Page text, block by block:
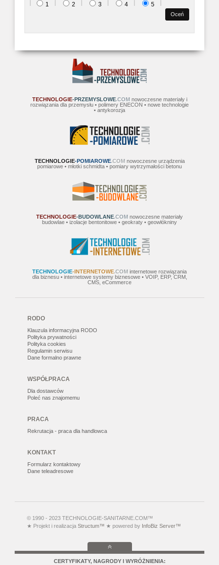
1 2 3 4 5
TECHNOLOGIE-PRZEMYSLOWE.COMnowoczesne materiały i
rozwiązania dla przemysłu • polimery ENECON • nowe technologie
• antykorozja
TECHNOLOGIE-POMIAROWE.COMnowoczesne urządzenia
pomiarowe • młotki schmidta • pomiary wytrzymałości betonu
TECHNOLOGIE-BUDOWLANE.COM nowoczesne materiały
budowlae • izolacje bentonitowe • geokraty • geowłókniny
TECHNOLOGIE-INTERNETOWE.COM internetowe rozwiązania
dla biznesu • internetowe systemy biznesowe • VOIP, ERP, CRM,
CMS, eCommerce
RODO
Klauzula informacyjna RODO
Polityka prywatności
Polityka cookies
Regulamin serwisu
Dane formalno prawne
WSPÓŁPRACA
Dla dostawców
Poleć nas znajomemu
PRACA
Rekrutacja - praca dla handlowca
KONTAKT
Formularz kontaktowy
Dane teleadresowe
© 1990 - 2023 TECHNOLOGIE-SANITARNE.COM™
★ Projekt i realizacja Structum™ ★ powered by InfoBiz Server™
CERTYFIKATY, NAGRODY I WYRÓŻNIENIA: